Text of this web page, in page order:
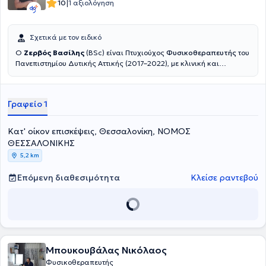
10 1 αξιολόγηση
Σχετικά με τον ειδικό
Ο Ζερβός Βασίλης (BSc) είναι Πτυχιούχος Φυσικοθεραπευτής του
Πανεπιστημίου Δυτικής Αττικής (2017–2022), με κλινική και
μυοσκελετικές παθήσεις έως νευρολογικές βλάβες και αθλητικές
φυσικοθεραπευτήρια, αθλητικές ομάδες και κέντρα
αποκατάστασης, καθώς και σε κατ’ οίκον θεραπείες. Εξειδικεύεται
στην αποκατάσταση μετεγχειρητικών περιστατικών,στη θεραπεία
μυοσκελετικών δυσλειτουργιών, στη νευρολογική αποκατάσταση,
και στην εφαρμογή θεραπευτικής & αθλητικής μάλαξης.Είναι
κάτοχος διπλώματος Manual Therapy (Hellenic OMT eDu,
Γραφείο 1
Κατ' οίκον επισκέψεις, Θεσσαλονίκη, ΝΟΜΟΣ
ΘΕΣΣΑΛΟΝΙΚΗΣ
5,2 km
Επόμενη διαθεσιμότητα Κλείσε ραντεβού
Μπουκουβάλας Νικόλαος
Φυσικοθεραπευτής